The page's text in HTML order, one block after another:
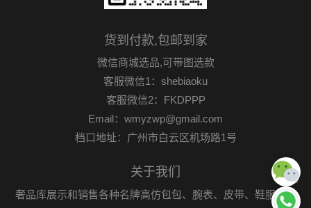
货到付款,包邮到家
微信商城选品,可带图选款
客服微信1：shebiaoku
客服微信2：FKDPPP
Email：wmyzwp@gmail.com
档口地址：广州市白云区机场路1号
关于我们
奢品库展示和销售各种名牌高仿包包、腕表、皮带、鞋服首饰